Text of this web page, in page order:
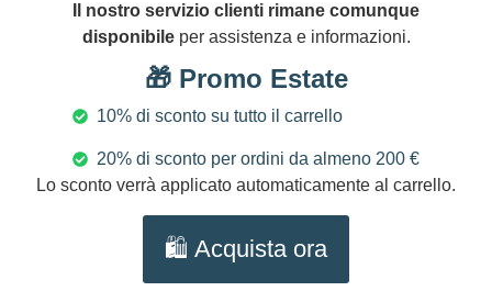
77,00€
Orecchini siciliani con mattonelle di
ceramica di Caltagirone e varie perle
Aggiungi al carrello
Il nostro servizio clienti rimane comunque
disponibileper assistenza e informazioni.
🎁 Promo Estate
10% di sconto su tutto il carrello
20% di sconto per ordini da almeno 200 €
Lo sconto verrà applicato automaticamente al carrello.
🛍️ Acquista ora